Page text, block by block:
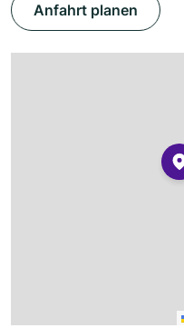
Anfahrt planen